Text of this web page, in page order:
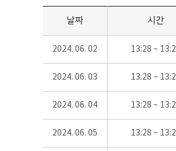
날짜 시간
2024. 06. 02 13:28 ~
2024. 06. 03 13:28 ~
2024. 06. 04 13:28 ~
2024. 06. 05 13:28 ~